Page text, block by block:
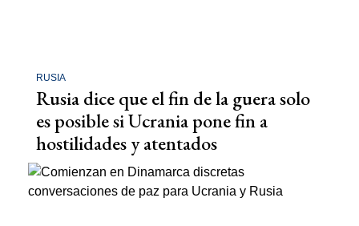
RUSIA
Rusia dice que el fin de la guera solo
es posible si Ucrania pone fin a
hostilidades y atentados